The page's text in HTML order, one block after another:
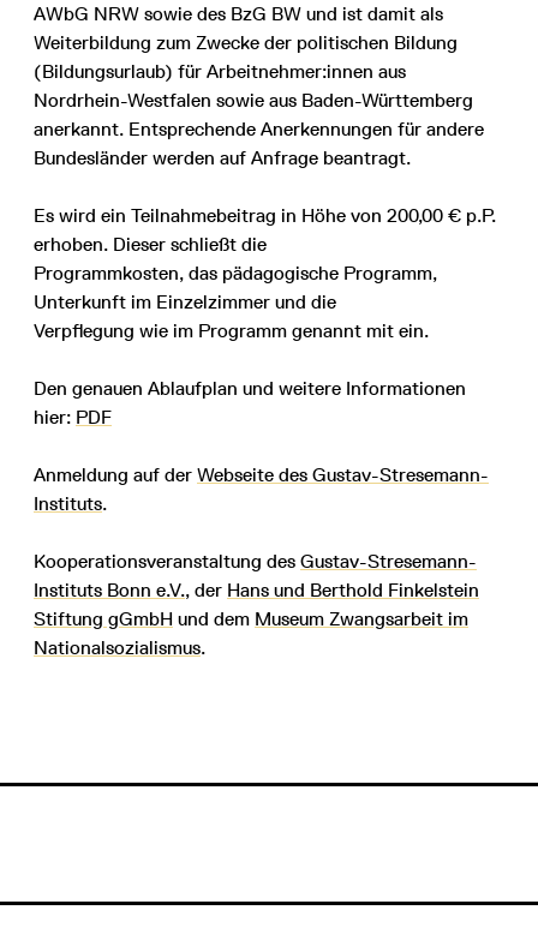
AWbG NRW sowie des BzG BW und ist damit als
Weiterbildung zum Zwecke der politischen Bildung
(Bildungsurlaub) für Arbeitnehmer:innen aus
Nordrhein-Westfalen sowie aus Baden-Württemberg
anerkannt. Entsprechende Anerkennungen für andere
Bundesländer werden auf Anfrage beantragt.
Es wird ein Teilnahmebeitrag in Höhe von 200,00 € p.P.
erhoben. Dieser schließt die
Programmkosten, das pädagogische Programm,
Unterkunft im Einzelzimmer und die
Verpflegung wie im Programm genannt mit ein.
Den genauen Ablaufplan und weitere Informationen
hier: PDF
Anmeldung auf der Webseite des Gustav-Stresemann-
Instituts.
Kooperationsveranstaltung des Gustav-Stresemann-
Instituts Bonn e.V., der Hans und Berthold Finkelstein
Stiftung gGmbH und dem Museum Zwangsarbeit im
Nationalsozialismus.